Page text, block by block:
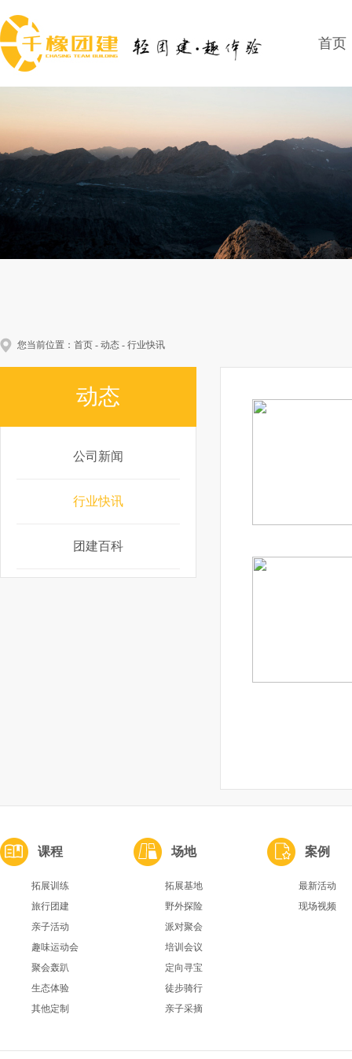
首页
您当前位置： 首页 - 动态 - 行业快讯
动态
公司新闻
行业快讯
团建百科
课程
拓展训练
旅行团建
亲子活动
趣味运动会
聚会轰趴
生态体验
其他定制
场地
拓展基地
野外探险
派对聚会
培训会议
定向寻宝
徒步骑行
亲子采摘
案例
最新活动
现场视频